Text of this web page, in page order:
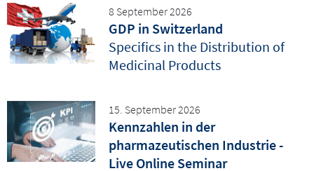
8 September 2026
GDP in Switzerland
Specifics in the Distribution of
Medicinal Products
15. September 2026
Kennzahlen in der
pharmazeutischen Industrie -
Live Online Seminar